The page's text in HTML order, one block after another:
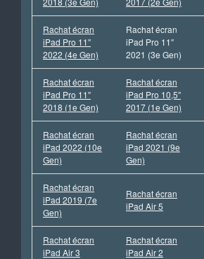
Rachat écran
iPad Pro 11″
2022 (4e Gen)
Rachat écran
iPad Pro 11″
2021 (3e Gen)
Rachat écran
iPad Pro 11″
2018 (1e Gen)
Rachat écran
iPad Pro 10,5″
2017 (1e Gen)
Rachat écran
iPad 2022 (10e
Gen)
Rachat écran
iPad 2021 (9e
Gen)
Rachat écran
iPad 2019 (7e
Gen)
Rachat écran
iPad Air 5
Rachat écran
iPad Air 3
Rachat écran
iPad Air 2